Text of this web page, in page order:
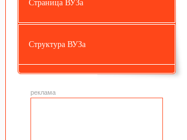
Страница ВУЗа
Структура ВУЗа
реклама